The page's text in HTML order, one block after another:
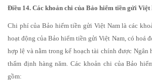
Điều 14. Các khoản chi của Bảo hiểm tiền gửi Việt
Chi phí của Bảo hiểm tiền gửi Việt Nam là các
hoạt động của Bảo hiểm tiền gửi Việt Nam, có hoá
hợp lệ và nằm trong kế hoạch tài chính được Ngân
thẩm định hàng năm. Các khoản chi của Bảo
gồm: